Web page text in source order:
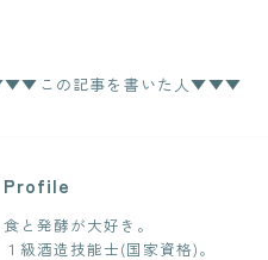
この記事を書いた人▼▼▼
Profile
食と発酵が大好き。
１級酒造技能士(国家資格)。